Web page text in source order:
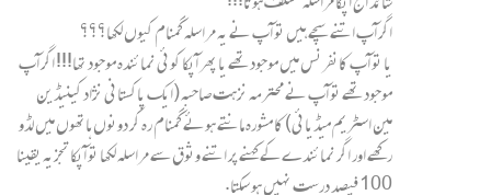
اگر آپ اتنے سچے ہیں تو آپ نے یہ مراسلہ گمنام کیوں لکھا؟؟؟
یا تو آپ کانفرنس میں موجود تھے یا پھر آپکا کوئی نمائندہ موجود تھا!!! اگر آپ
موجود تھے تو آپ نے محترمہ نزہت صاحبہ (ایک پاکستانی نژاد کینیڈین
مین اسٹریم میڈیائی) کا مشورہ مانتے ہوئے گمنام رہ کر دونوں ہاتھوں میں لڈو
رکھے اور اگر نمائندے کے کہنےپر اتنے وثوق سے مراسلہ لکھا تو آپکا تجزیہ یقینا
100 فیصد درست نہیں ہو سکتا.